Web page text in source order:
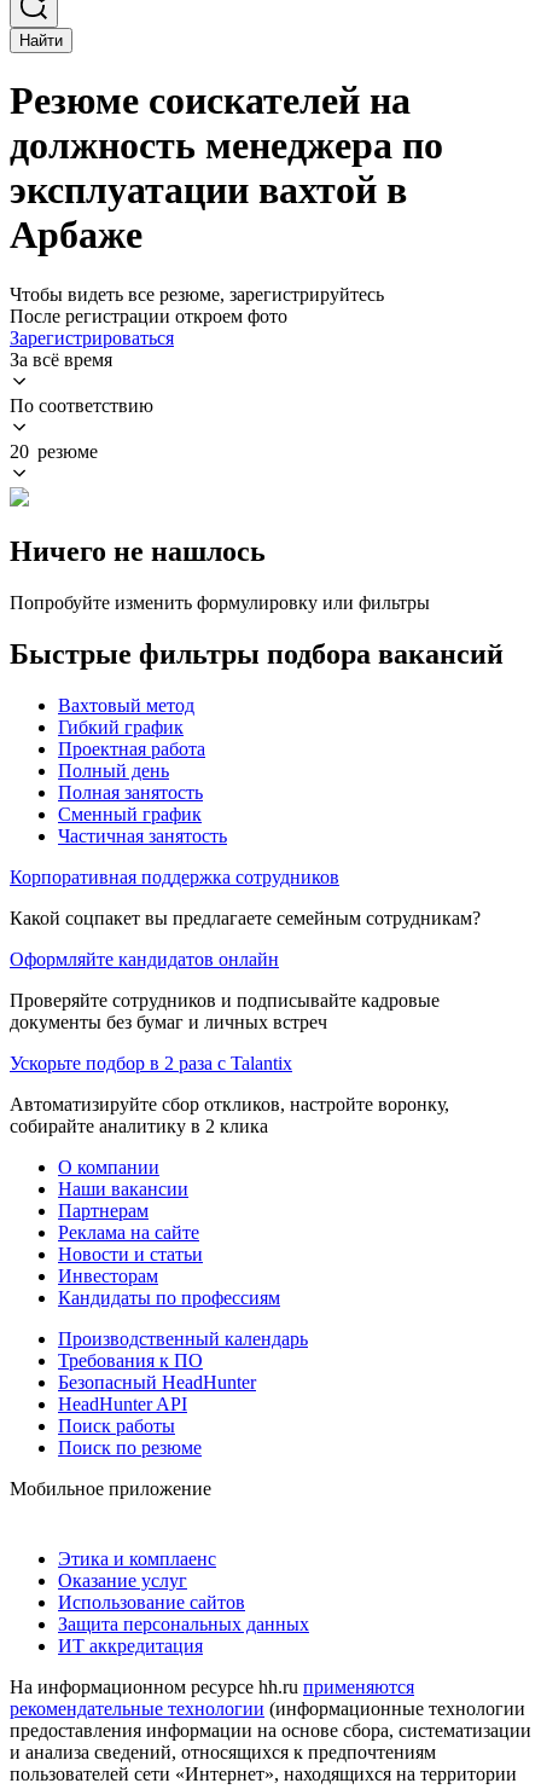
Найти
Резюме соискателей на
должность менеджера по
эксплуатации вахтой в
Арбаже
Чтобы видеть все резюме, зарегистрируйтесь
После регистрации откроем фото
Зарегистрироваться
За всё время
По соответствию
20 резюме
Ничего не нашлось
Попробуйте изменить формулировку или фильтры
Быстрые фильтры подбора вакансий
Вахтовый метод
Гибкий график
Проектная работа
Полный день
Полная занятость
Сменный график
Частичная занятость
Корпоративная поддержка сотрудников
Какой соцпакет вы предлагаете семейным сотрудникам?
Оформляйте кандидатов онлайн
Проверяйте сотрудников и подписывайте кадровые
документы без бумаг и личных встреч
Ускорьте подбор в 2 раза с Talantix
Автоматизируйте сбор откликов, настройте воронку,
собирайте аналитику в 2 клика
О компании
Наши вакансии
Партнерам
Реклама на сайте
Новости и статьи
Инвесторам
Кандидаты по профессиям
Производственный календарь
Требования к ПО
Безопасный HeadHunter
HeadHunter API
Поиск работы
Поиск по резюме
Мобильное приложение
Этика и комплаенс
Оказание услуг
Использование сайтов
Защита персональных данных
ИТ аккредитация
На информационном ресурсе hh.ru применяются
рекомендательные технологии (информационные технологии
предоставления информации на основе сбора, систематизации
и анализа сведений, относящихся к предпочтениям
пользователей сети «Интернет», находящихся на территории